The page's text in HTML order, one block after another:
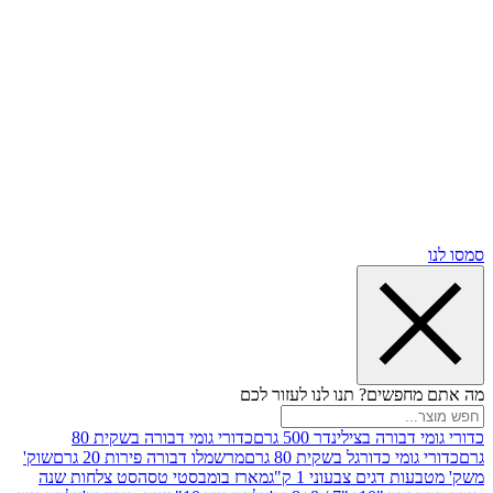
תנו לנו לעזור לכם
בצילינדר 500 גרם
כדורי גומי דבורה בשקית 80
כדורגל בשקית 80 גרם
מרשמלו דבורה פירות 20 גרם
שוק'
צבעוני 1 ק"ג
מארז בומבסטי טסהסט צלחות שנה